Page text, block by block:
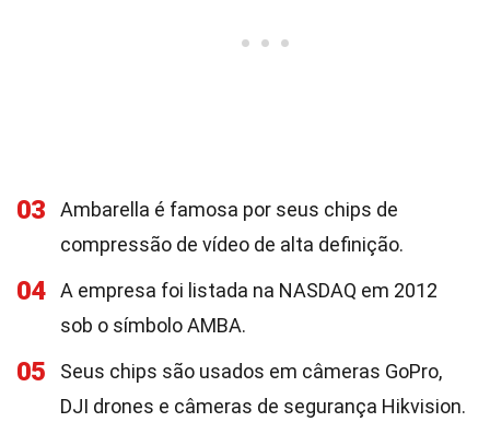
03
Ambarella é famosa por seus chips de
compressão de vídeo de alta definição.
04
A empresa foi listada na NASDAQ em 2012
sob o símbolo AMBA.
05
Seus chips são usados em câmeras GoPro,
DJI drones e câmeras de segurança Hikvision.